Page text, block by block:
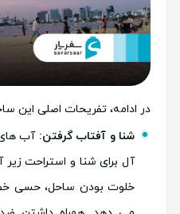
در ادامه، تفریحات اصلی این
شنا و آفتاب گرفتن:آب های
آل برای شنا و استراحت
خلوت بودن ساحل، حسی